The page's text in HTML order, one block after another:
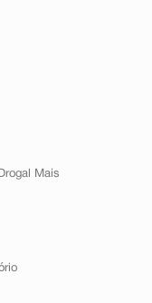
Mais